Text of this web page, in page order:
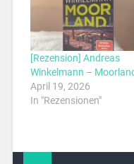
[Rezension] Andreas
Winkelmann –
April 19, 2026
In "Rezensionen"